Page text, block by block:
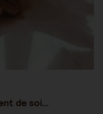
de soi…